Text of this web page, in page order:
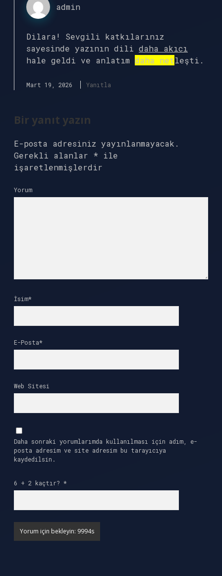
admin
Dilara! Sevgili katkılarınız
sayesinde yazının dili daha akıcı
hale geldi ve anlatım daha netleşti.
Mart 19, 2026 Yanıtla
Bir yanıt yazın
E-posta adresiniz yayınlanmayacak.
Gerekli alanlar * ile
işaretlenmişlerdir
Yorum
İsim*
E-Posta*
Web Sitesi
Daha sonraki yorumlarımda kullanılması için adım, e-
posta adresim ve site adresim bu tarayıcıya
kaydedilsin.
6 + 2 kaçtır? *